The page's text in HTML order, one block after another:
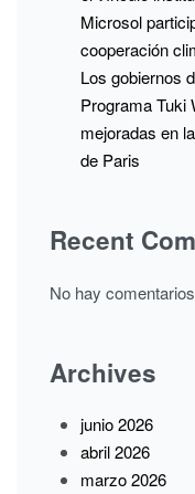
Microsol
cooperación
Los gobiernos
Programa Tuki
mejoradas en
de Paris
Recent
No hay
Archives
junio 2026
abril 2026
marzo 2026